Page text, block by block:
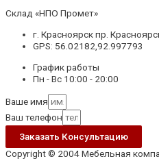
Склад «НПО Промет»
г. Красноярск пр.
GPS: 56.02182,92.997793
График работы
Пн - Вс 10:00 - 20:00
Ваше имя
Ваш телефон
Заказать Консультацию
Copyright © 2004 Мебельная